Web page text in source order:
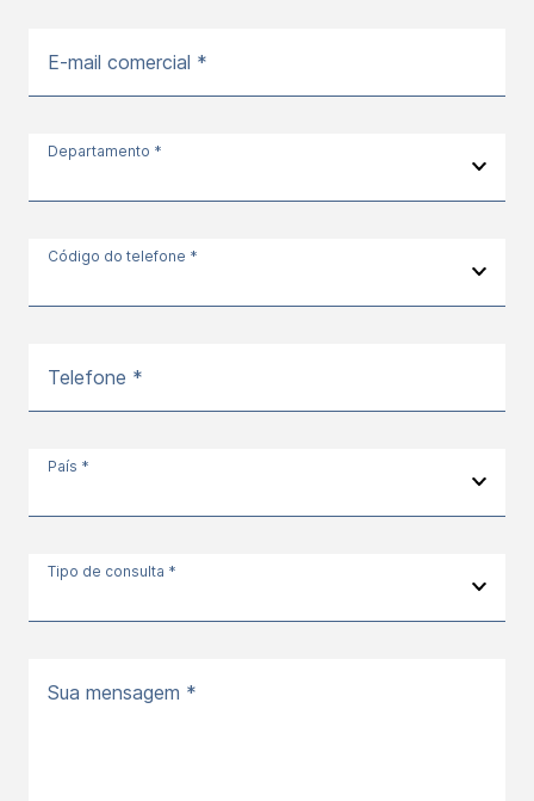
E-mail comercial *
Departamento *
Código do telefone *
Telefone *
País *
Tipo de consulta *
Sua mensagem *